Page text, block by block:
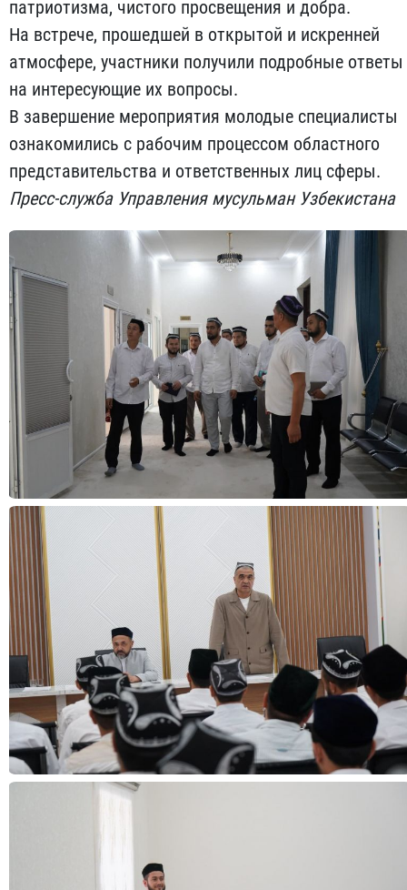
патриотизма, чистого просвещения и добра.
На встрече, прошедшей в открытой и искренней
атмосфере, участники получили подробные ответы
на интересующие их вопросы.
В завершение мероприятия молодые специалисты
ознакомились с рабочим процессом областного
представительства и ответственных лиц сферы.
Пресс-служба Управления мусульман Узбекистана